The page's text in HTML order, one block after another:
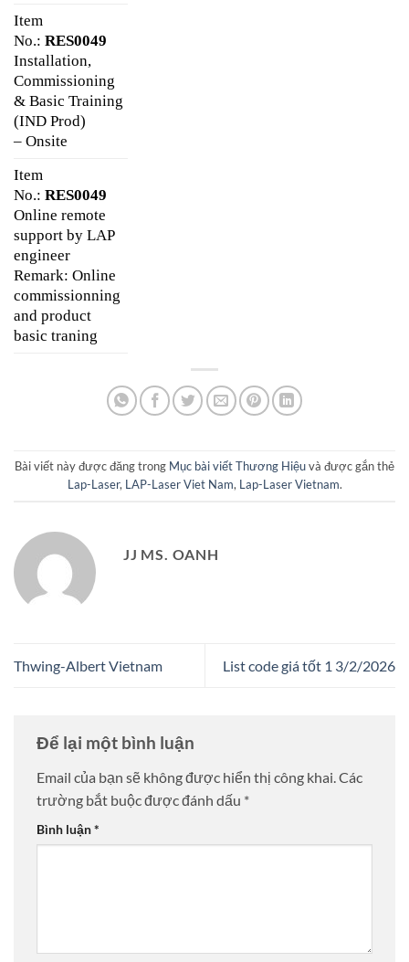
Item
No.: RES0049
Installation,
Commissioning
& Basic Training
(IND Prod)
– Onsite
Item
No.: RES0049
Online remote
support by LAP
engineer
Remark: Online
commissionning
and product
basic traning
Bài viết này được đăng trong Mục bài viết Thương Hiệuvà được gắn thẻ
Lap-Laser, LAP-Laser Viet Nam, Lap-Laser Vietnam.
JJ MS. OANH
Thwing-Albert Vietnam List code giá tốt 1 3/2/2026
Để lại một bình luận
Email của bạn sẽ không được hiển thị công khai. Các
trường bắt buộc được đánh dấu *
Bình luận*